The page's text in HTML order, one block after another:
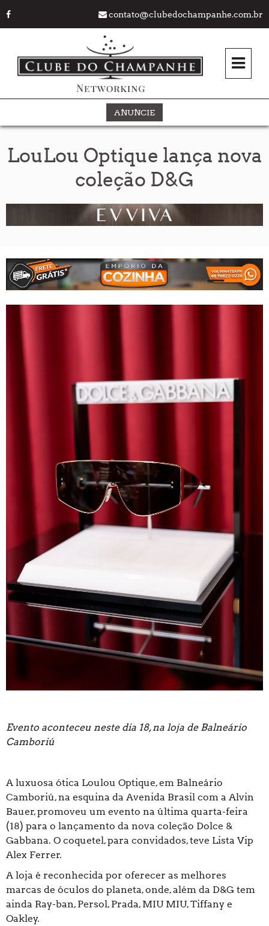
contato@clubedochampanhe.com.br
ANUNCIE
LouLou Optique lança nova
coleção D&G
Evento aconteceu neste dia 18, na loja de Balneário
Camboriú
A luxuosa ótica Loulou Optique, em Balneário
Camboriú, na esquina da Avenida Brasil com a Alvin
Bauer, promoveu um evento na última quarta-feira
(18) para o lançamento da nova coleção Dolce &
Gabbana. O coquetel, para convidados, teve Lista Vip
Alex Ferrer.
A loja é reconhecida por oferecer as melhores
marcas de óculos do planeta, onde, além da D&G tem
ainda Ray-ban, Persol, Prada, MIU MIU, Tiffany e
Oakley.